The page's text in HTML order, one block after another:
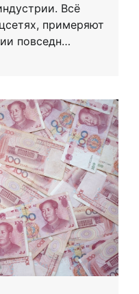
Всё
примеряют
повседн…